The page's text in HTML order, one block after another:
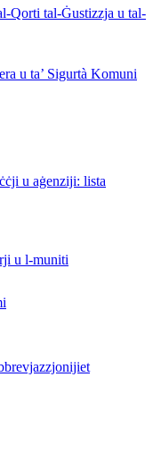
Qorti tal-Ġustizzja u tal-
u ta’ Sigurtà Komuni
u aġenziji: lista
u l‑muniti